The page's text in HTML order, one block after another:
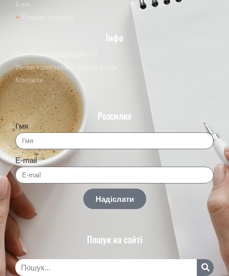
Блог
Ранкові сторінки
Інфо
Політика конфіденційності
Умови користувальницької угоди
Контакти
Розсилка
І'мя
E-mail
Надіслати
Пошук на сайті